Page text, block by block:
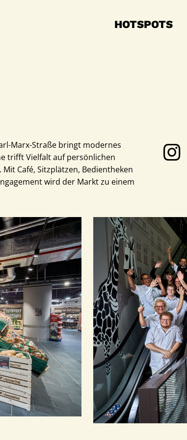
HOTSPOTS
Marx-Straße bringt modernes
trifft Vielfalt auf persönlichen
Café, Sitzplätzen, Bedientheken
wird der Markt zu einem